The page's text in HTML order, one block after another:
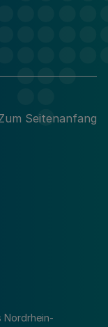
Seitenanfang
Nordrhein-